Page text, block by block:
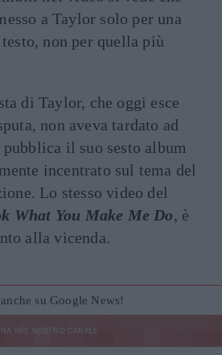
a Taylor solo per una
non per quella più
di Taylor, che oggi esce
non aveva tardato ad
il suo sesto album
incentrato sul tema del
Lo stesso video del
What You Make Me Do, è
alla vicenda.
su Google News!
NEL NOSTRO CANALE